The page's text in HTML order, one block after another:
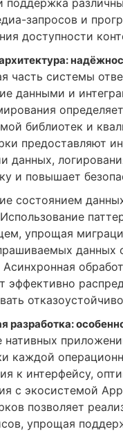
запросов и
доступности
часть системы
данными и
библиотек и
предоставляют
данных,
и повышает
состоянием
упрощая
данных
эффективно
разработка:
нативных
каждой
к интерфейсу,
с экосистемой
позволяет
упрощая